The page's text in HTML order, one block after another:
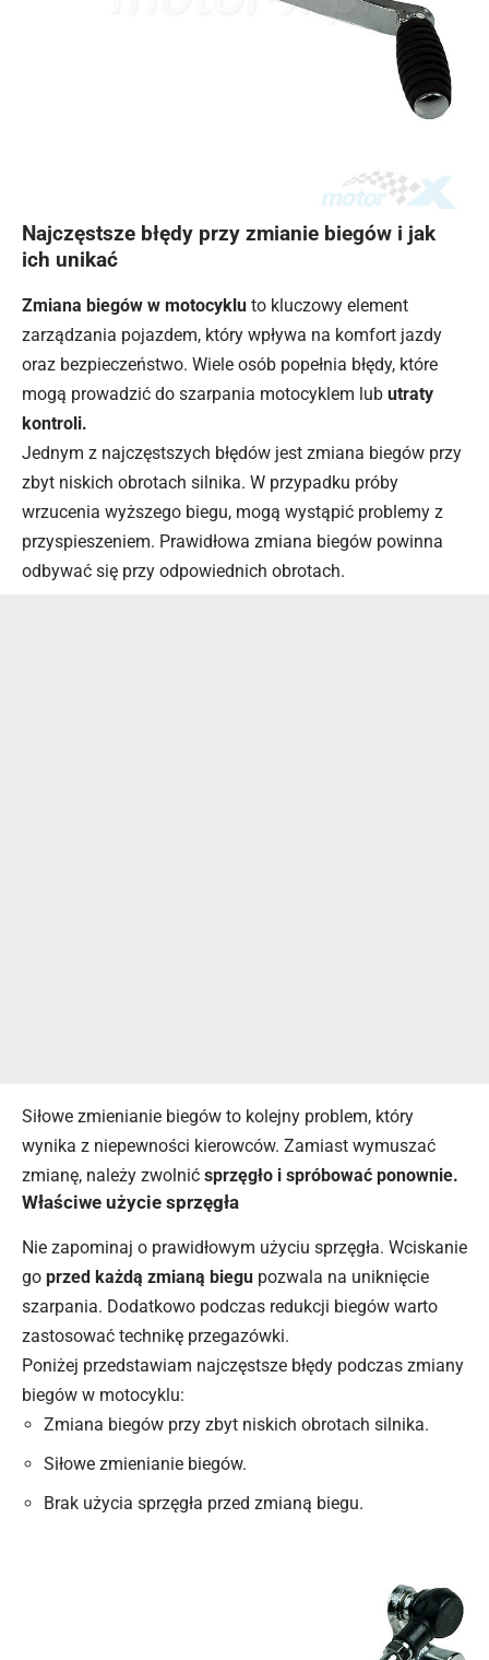
Najczęstsze błędy przy zmianie biegów i jak
ich unikać
Zmiana biegów w motocyklu to kluczowy element
zarządzania pojazdem, który wpływa na komfort jazdy
oraz bezpieczeństwo. Wiele osób popełnia błędy, które
mogą prowadzić do szarpania motocyklem lub utraty
kontroli.
Jednym z najczęstszych błędów jest zmiana biegów przy
zbyt niskich obrotach silnika. W przypadku próby
wrzucenia wyższego biegu, mogą wystąpić problemy z
przyspieszeniem. Prawidłowa zmiana biegów powinna
odbywać się przy odpowiednich obrotach.
Siłowe zmienianie biegów to kolejny problem, który
wynika z niepewności kierowców. Zamiast wymuszać
zmianę, należy zwolnić sprzęgło i spróbować ponownie.
Właściwe użycie sprzęgła
Nie zapominaj o prawidłowym użyciu sprzęgła. Wciskanie
go przed każdą zmianą biegu pozwala na uniknięcie
szarpania. Dodatkowo podczas redukcji biegów warto
zastosować technikę przegazówki.
Poniżej przedstawiam najczęstsze błędy podczas zmiany
biegów w motocyklu:
Zmiana biegów przy zbyt niskich obrotach silnika.
Siłowe zmienianie biegów.
Brak użycia sprzęgła przed zmianą biegu.